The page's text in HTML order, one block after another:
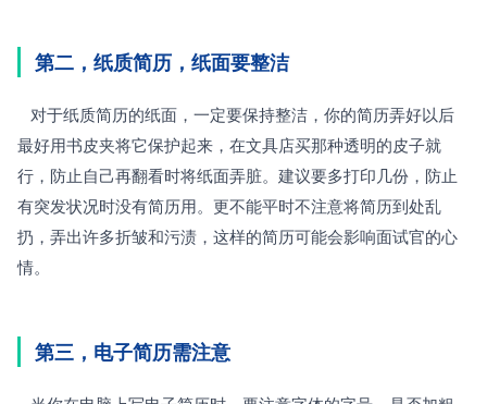
第二，纸质简历，纸面要整洁
最好用书皮夹将它保护起来，在文具店买那种透明的皮子就
行，防止自己再翻看时将纸面弄脏。建议要多打印几份，防止
有突发状况时没有简历用。更不能平时不注意将简历到处乱
扔，弄出许多折皱和污渍，这样的简历可能会影响面试官的心
情。
第三，电子简历需注意